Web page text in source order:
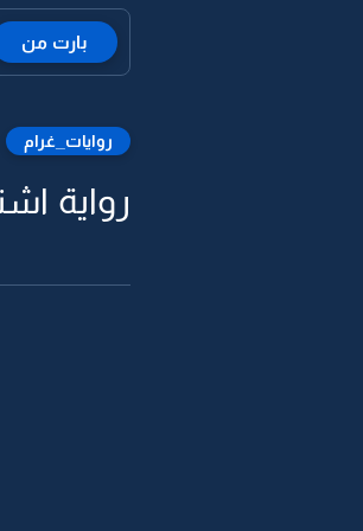
بارت من
روايات_غرام
رواية